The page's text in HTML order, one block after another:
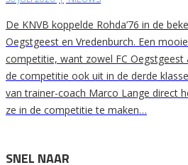
De KNVB koppelde Rohda’76 in de
Oegstgeest en Vredenburch. Een
competitie, want zowel FC Oegstgeest
de competitie ook uit in de derde
van trainer-coach Marco Lange direct
ze in de competitie te maken…
SNEL NAAR